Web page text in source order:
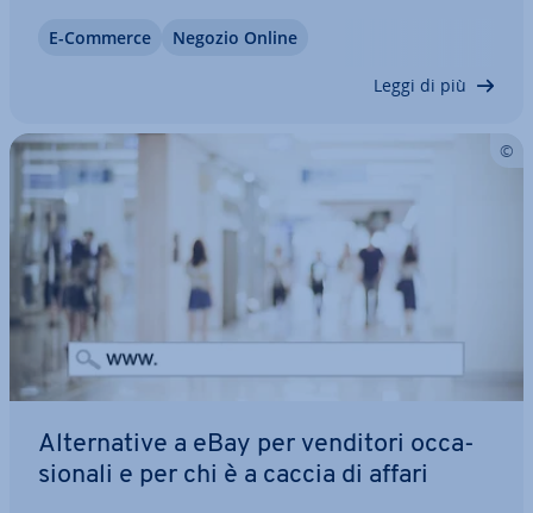
si trovano a dover fare i conti con la dif­fi­den­za che
E-Commerce Negozio Online
Leggi di più
Al­ter­na­ti­ve a eBay per venditori oc­ca­
sio­na­li e per chi è a caccia di affari